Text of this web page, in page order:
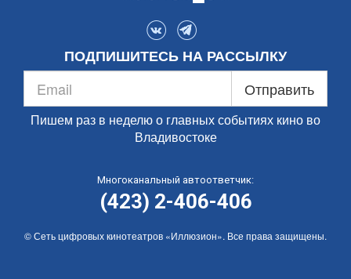
ПОДПИШИТЕСЬ НА РАССЫЛКУ
Отправить
Пишем раз в неделю о главных событиях кино во
Владивостоке
Многоканальный автоответчик:
(423) 2-406-406
© Сеть цифровых кинотеатров «Иллюзион». Все права защищены.